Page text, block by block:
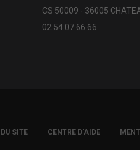
CS 50009 - 36005
02.54.07.66.66
SITE CENTRE D'AIDE